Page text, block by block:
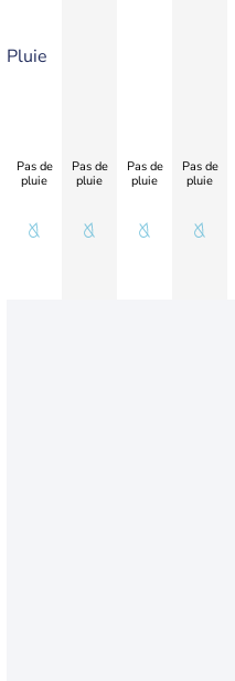
Pluie
Pas de
pluie
Pas de
pluie
Pas de
pluie
Pas de
pluie